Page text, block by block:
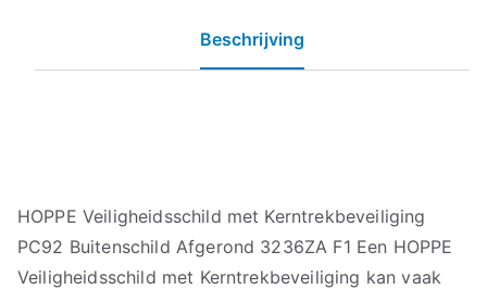
Beschrijving
HOPPE Veiligheidsschild met Kerntrekbeveiliging
PC92 Buitenschild Afgerond 3236ZA F1 Een HOPPE
Veiligheidsschild met Kerntrekbeveiliging kan vaak